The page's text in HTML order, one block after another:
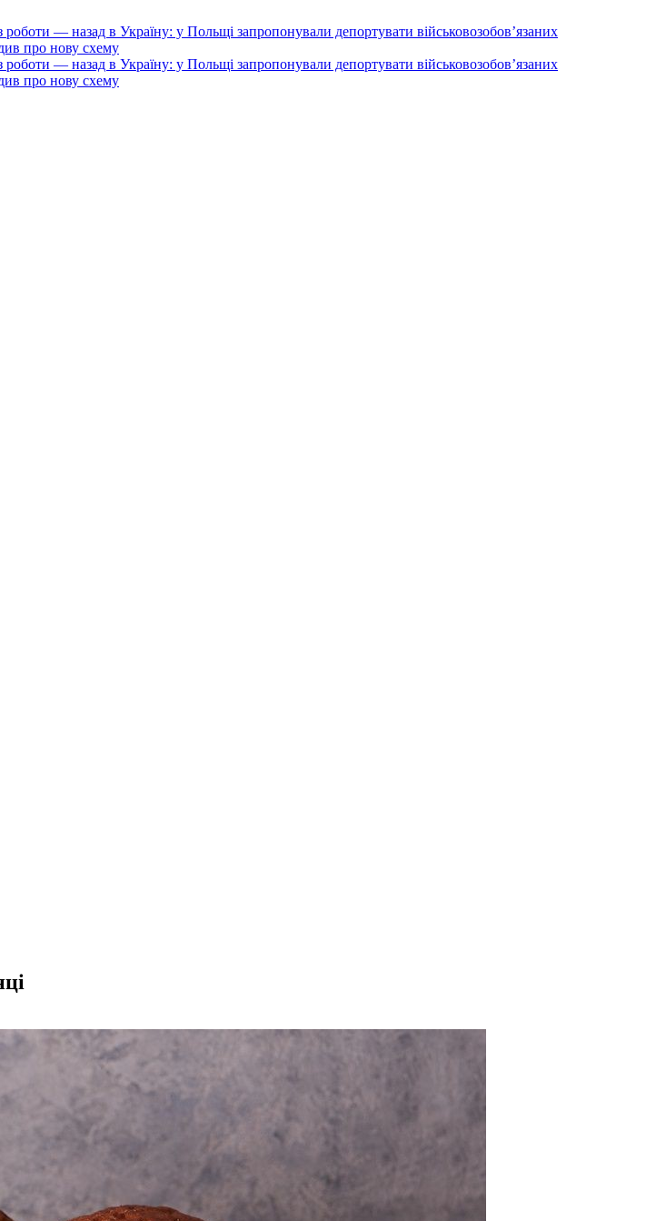
роботи — назад в Україну: у Польщі запропонували депортувати військовозобов’язаних
про нову схему
роботи — назад в Україну: у Польщі запропонували депортувати військовозобов’язаних
про нову схему